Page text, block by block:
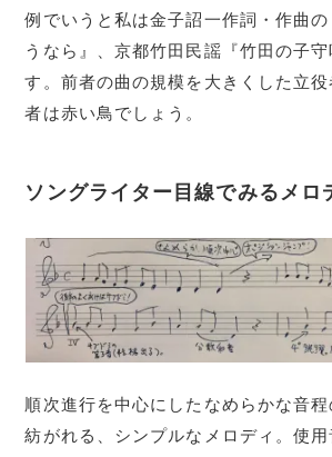
例でいうと私は金子詔一作詞・作曲
うなら』、京都竹田民謡『竹田の子
す。前者の曲の規模を大きくした立
者は赤い鳥でしょう。
ソングライター目線でみるメロ
順次進行を中心にしたなめらかな音
紡がれる、シンプルなメロディ。使